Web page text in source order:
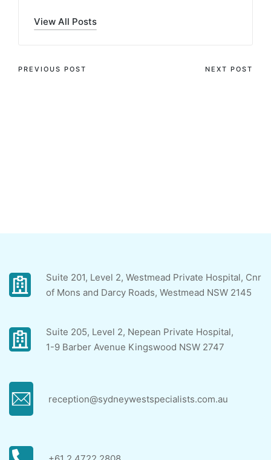
View All Posts
PREVIOUS POST NEXT POST
Suite 201, Level 2, Westmead Private Hospital, Cnr
of Mons and Darcy Roads, Westmead NSW 2145
Suite 205, Level 2, Nepean Private Hospital,
1-9 Barber Avenue Kingswood NSW 2747
reception@sydneywestspecialists.com.au